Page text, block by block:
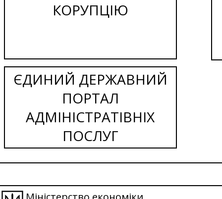
КОРУПЦІЮ
ЄДИНИЙ ДЕРЖАВНИЙ
ПОРТАЛ
АДМІНІСТРАТІВНІХ
ПОСЛУГ